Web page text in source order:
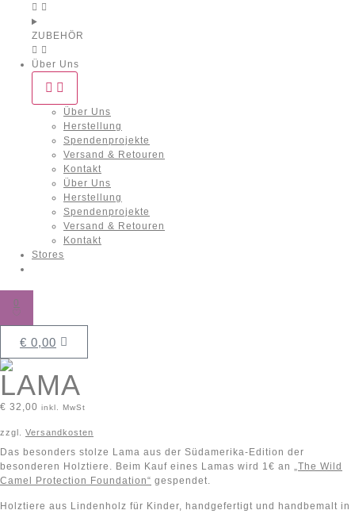
ZUBEHÖR
Über Uns
Über Uns
Herstellung
Spendenprojekte
Versand & Retouren
Kontakt
Über Uns
Herstellung
Spendenprojekte
Versand & Retouren
Kontakt
Stores
0
€ 0,00
LAMA
€ 32,00 inkl. MwSt
zzgl. Versandkosten
Das besonders stolze Lama aus der Südamerika-Edition der
besonderen Holztiere. Beim Kauf eines Lamas wird 1€ an
„The Wild
Camel Protection Foundation“ gespendet.
Holztiere aus Lindenholz für Kinder, handgefertigt und handbemalt in